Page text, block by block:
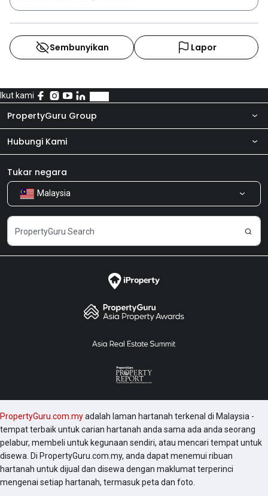
Sembunyikan Lapor
Ikut kami
PropertyGuru Group
Tentang kita
Produk kami
Kerjaya
Hubungi Kami
Bilik Berita
Kongsi Maklum Balas
Tukar negara
Malaysia
PropertyGuru.com.myadalah laman hartanah terkenal di Malaysia -
tempat terbaik untuk carian hartanah anda sama ada anda seorang
pelabur, membeli untuk kegunaan sendiri, atau mencari tempat untuk
disewa. Di PropertyGuru.com.my, anda dapat menemui ribuan
hartanah untuk dijual dan disewa dengan maklumat terperinci
mengenai setiap hartanah, termasuk peta dan foto.